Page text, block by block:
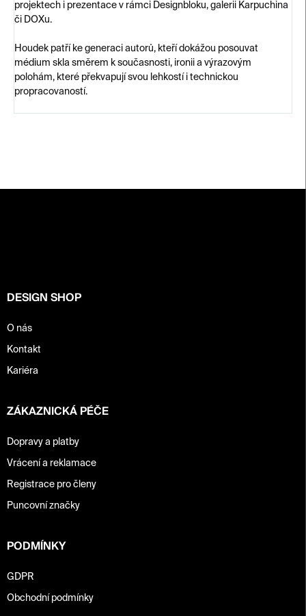
projektech i prezentace v rámci Designbloku, galerii Karpuchina
či DOXu.
Houdek patří ke generaci autorů, kteří dokážou posouvat
médium skla směrem k současnosti, ironii a výrazovým
polohám, které překvapují svou lehkostí i technickou
propracovaností.
DESIGN SHOP
O nás
Kontakt
Kariéra
ZÁKAZNICKÁ PÉČE
Dopravy a platby
Vrácení a reklamace
Registrace pro členy
Puncovní značky
PODMÍNKY
GDPR
Obchodní podmínky